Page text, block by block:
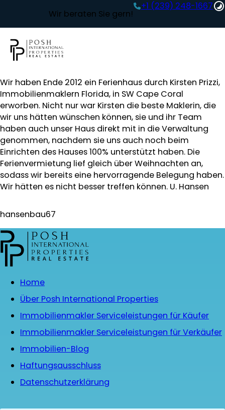
Wir beraten Sie gern!
+1 (239) 248-1667‬
Wir haben Ende 2012 ein Ferienhaus durch Kirsten Prizzi,
Immobilienmaklern Florida, in SW Cape Coral
erworben. Nicht nur war Kirsten die beste Maklerin, die
wir uns hätten wünschen können, sie und ihr Team
haben auch unser Haus direkt mit in die Verwaltung
genommen, nachdem sie uns auch noch beim
Einrichten des Hauses 100% unterstützt haben. Die
Ferienvermietung lief gleich über Weihnachten an,
sodass wir bereits eine hervorragende Belegung haben.
Wir hätten es nicht besser treffen können. U. Hansen
hansenbau67
Home
Über Posh International Properties
Immobilienmakler Serviceleistungen für Käufer
Immobilienmakler Serviceleistungen für Verkäufer
Immobilien-Blog
Haftungsausschluss
Datenschutzerklärung